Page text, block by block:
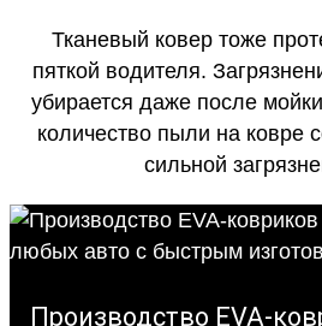
Тканевый ковер тоже
пяткой водителя.
убирается даже после
количество пыли на ковре
сильной
Производство EVA-